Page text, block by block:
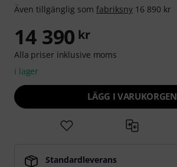
Även tillgänglig som fabriksny 16 890 kr
14 390 kr
Alla priser inklusive moms
i lager
LÄGG I VARUKORGEN
Standardleverans